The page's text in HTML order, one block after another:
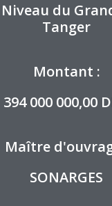
du
Tanger
Montant :​
394 000 000,00
Maître
SONARGES